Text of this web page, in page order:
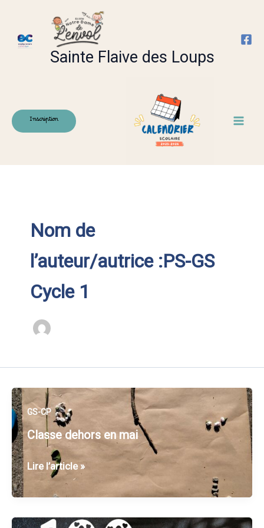
contenu
Sainte Flaive des Loups
Inscription
Nom de
l’auteur/autrice :PS-GS
Cycle 1
GS-CP
Classe dehors en mai
Classe
dehors
en
mai
Lire l’article »